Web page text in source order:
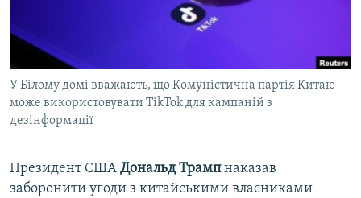
УКРАЇНСЬКА ПРОБЛЕМА КРИМУ
ІНФОГРАФІКА
Qırımtatar
ДОЛУЧАЙСЯ!
Усі сайти RFE/RL
У Білому домі вважають, що Комуністична партія Китаю
може використовувати TikTok для кампаній з
дезінформації
Президент США Дональд Трампнаказав
заборонити угоди з китайськими власниками